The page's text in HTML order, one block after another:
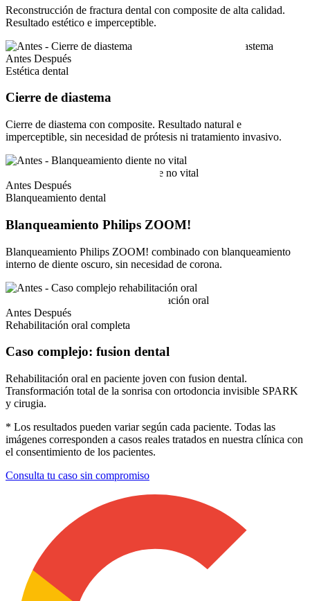
Reconstrucción de fractura dental con composite de alta calidad.
Resultado estético e imperceptible.
Antes Después
Estética dental
Cierre de diastema
Cierre de diastema con composite. Resultado natural e
imperceptible, sin necesidad de prótesis ni tratamiento invasivo.
Antes Después
Blanqueamiento dental
Blanqueamiento Philips ZOOM!
Blanqueamiento Philips ZOOM! combinado con blanqueamiento
interno de diente oscuro, sin necesidad de corona.
Antes Después
Rehabilitación oral completa
Caso complejo: fusion dental
Rehabilitación oral en paciente joven con fusion dental.
Transformación total de la sonrisa con ortodoncia invisible SPARK
y cirugia.
* Los resultados pueden variar según cada paciente. Todas las
imágenes corresponden a casos reales tratados en nuestra clínica con
el consentimiento de los pacientes.
Consulta tu caso sin compromiso